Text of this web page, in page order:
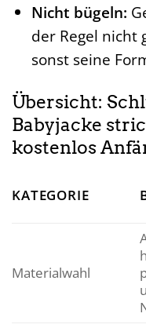
Nicht bügeln:
der Regel nicht
sonst seine
Übersicht:
Babyjacke
kostenlos
KATEGORIE
Materialwahl